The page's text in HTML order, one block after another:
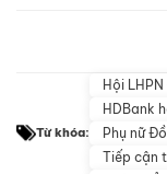
Từ khóa:
Hội
HDBank
Phụ nữ
Tiếp cận